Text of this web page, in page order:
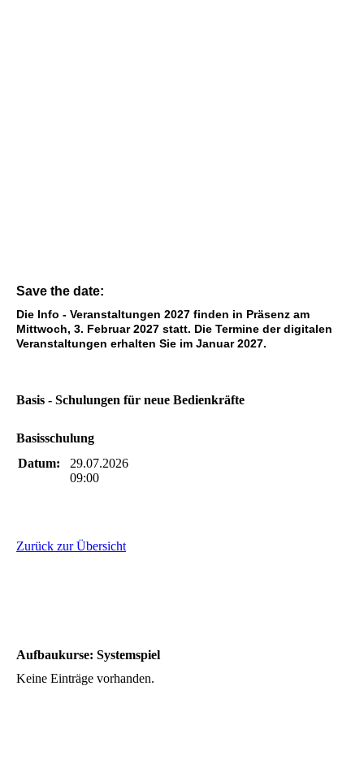
Save the date:
Die Info - Veranstaltungen 2027 finden in Präsenz am
Mittwoch, 3. Februar 2027 statt. Die Termine der digitalen
Veranstaltungen erhalten Sie im Januar 2027.
Basis - Schulungen für neue Bedienkräfte
Basisschulung
Datum:
29.07.2026
09:00
Zurück zur Übersicht
Aufbaukurse: Systemspiel
Keine Einträge vorhanden.